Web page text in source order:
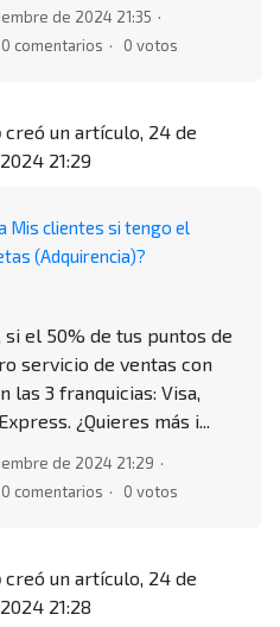
de 2024 21:35
0 comentarios 0 votos
creó un artículo, 24 de
21:29
Mis clientes si tengo el
(Adquirencia)?
el 50% de tus puntos de
servicio de ventas con
las 3 franquicias: Visa,
¿Quieres más i...
de 2024 21:29
0 comentarios 0 votos
creó un artículo, 24 de
21:28